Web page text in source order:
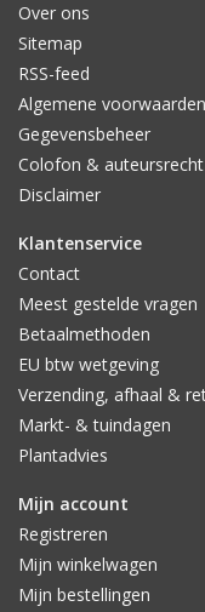
Over ons
Sitemap
RSS-feed
Algemene voorwaarden
Gegevensbeheer
Colofon & auteursrecht
Disclaimer
Klantenservice
Contact
Meest gestelde vragen
Betaalmethoden
EU btw wetgeving
Verzending, afhaal &
Markt- & tuindagen
Plantadvies
Mijn account
Registreren
Mijn winkelwagen
Mijn bestellingen